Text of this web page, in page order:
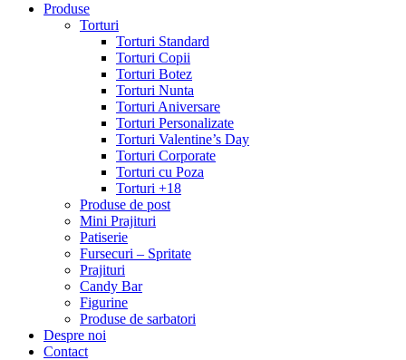
Produse
Torturi
Torturi Standard
Torturi Copii
Torturi Botez
Torturi Nunta
Torturi Aniversare
Torturi Personalizate
Torturi Valentine’s Day
Torturi Corporate
Torturi cu Poza
Torturi +18
Produse de post
Mini Prajituri
Patiserie
Fursecuri – Spritate
Prajituri
Candy Bar
Figurine
Produse de sarbatori
Despre noi
Contact